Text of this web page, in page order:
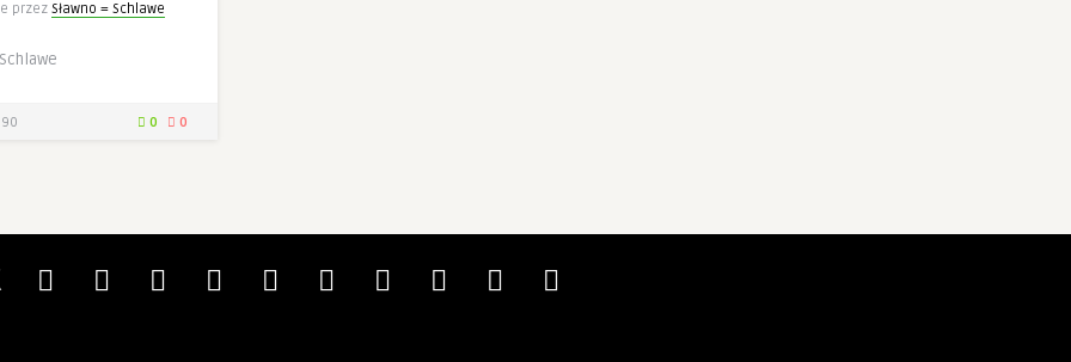
przez Sławno = Schlawe
90 0 0